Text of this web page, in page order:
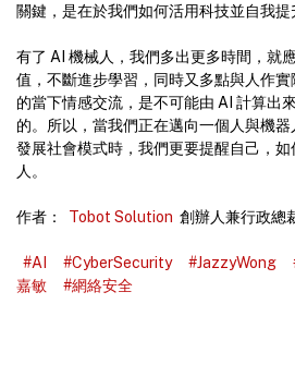
關鍵，是在於我們如何活用科技並自我提
有了 AI 機械人，我們多出更多時間，就
值，不斷進步學習，同時又多點與人作
的當下情感交流，是不可能由 AI 計算出
的。所以，當我們正在邁向一個人與機
發展社會模式時，我們更要提醒自己，
人。
作者： Tobot Solution 創辦人兼行政
#AI #CyberSecurity #JazzyWong
嘉敏
#網絡安全